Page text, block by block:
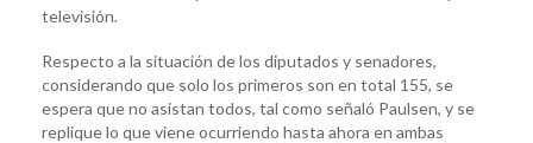
televisión.
Respecto a la situación de los diputados y senadores,
considerando que solo los primeros son en total 155, se
espera que no asistan todos, tal como señaló Paulsen, y se
replique lo que viene ocurriendo hasta ahora en ambas